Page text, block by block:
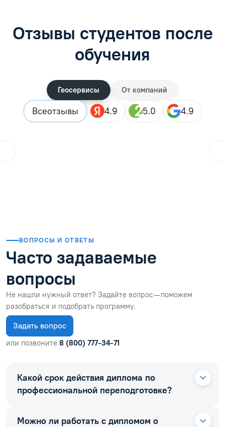
Отзывы студентов после
обучения
Геосервисы От компаний
Всеотзывы 4.9 5.0 4.9
ВОПРОСЫ И ОТВЕТЫ
Часто задаваемые
вопросы
Не нашли нужный ответ? Задайте вопрос — поможем
разобраться и подобрать программу.
Задать вопрос
или позвоните 8 (800) 777-34-71
Какой срок действия диплома по
профессиональной переподготовке?
Можно ли работать с дипломом о